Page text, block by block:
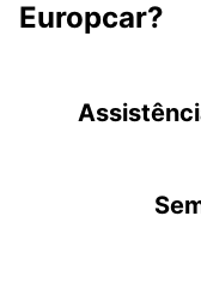
Europcar?